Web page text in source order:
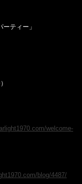
ティー」
welcome-
blog/4487/